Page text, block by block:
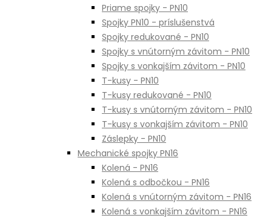
Priame spojky - PN10
Spojky PN10 - príslušenstvá
Spojky redukované - PN10
Spojky s vnútorným závitom - PN10
Spojky s vonkajším závitom - PN10
T-kusy - PN10
T-kusy redukované - PN10
T-kusy s vnútorným závitom - PN10
T-kusy s vonkajším závitom - PN10
Záslepky - PN10
Mechanické spojky PN16
Kolená - PN16
Kolená s odbočkou - PN16
Kolená s vnútorným závitom - PN16
Kolená s vonkajším závitom - PN16